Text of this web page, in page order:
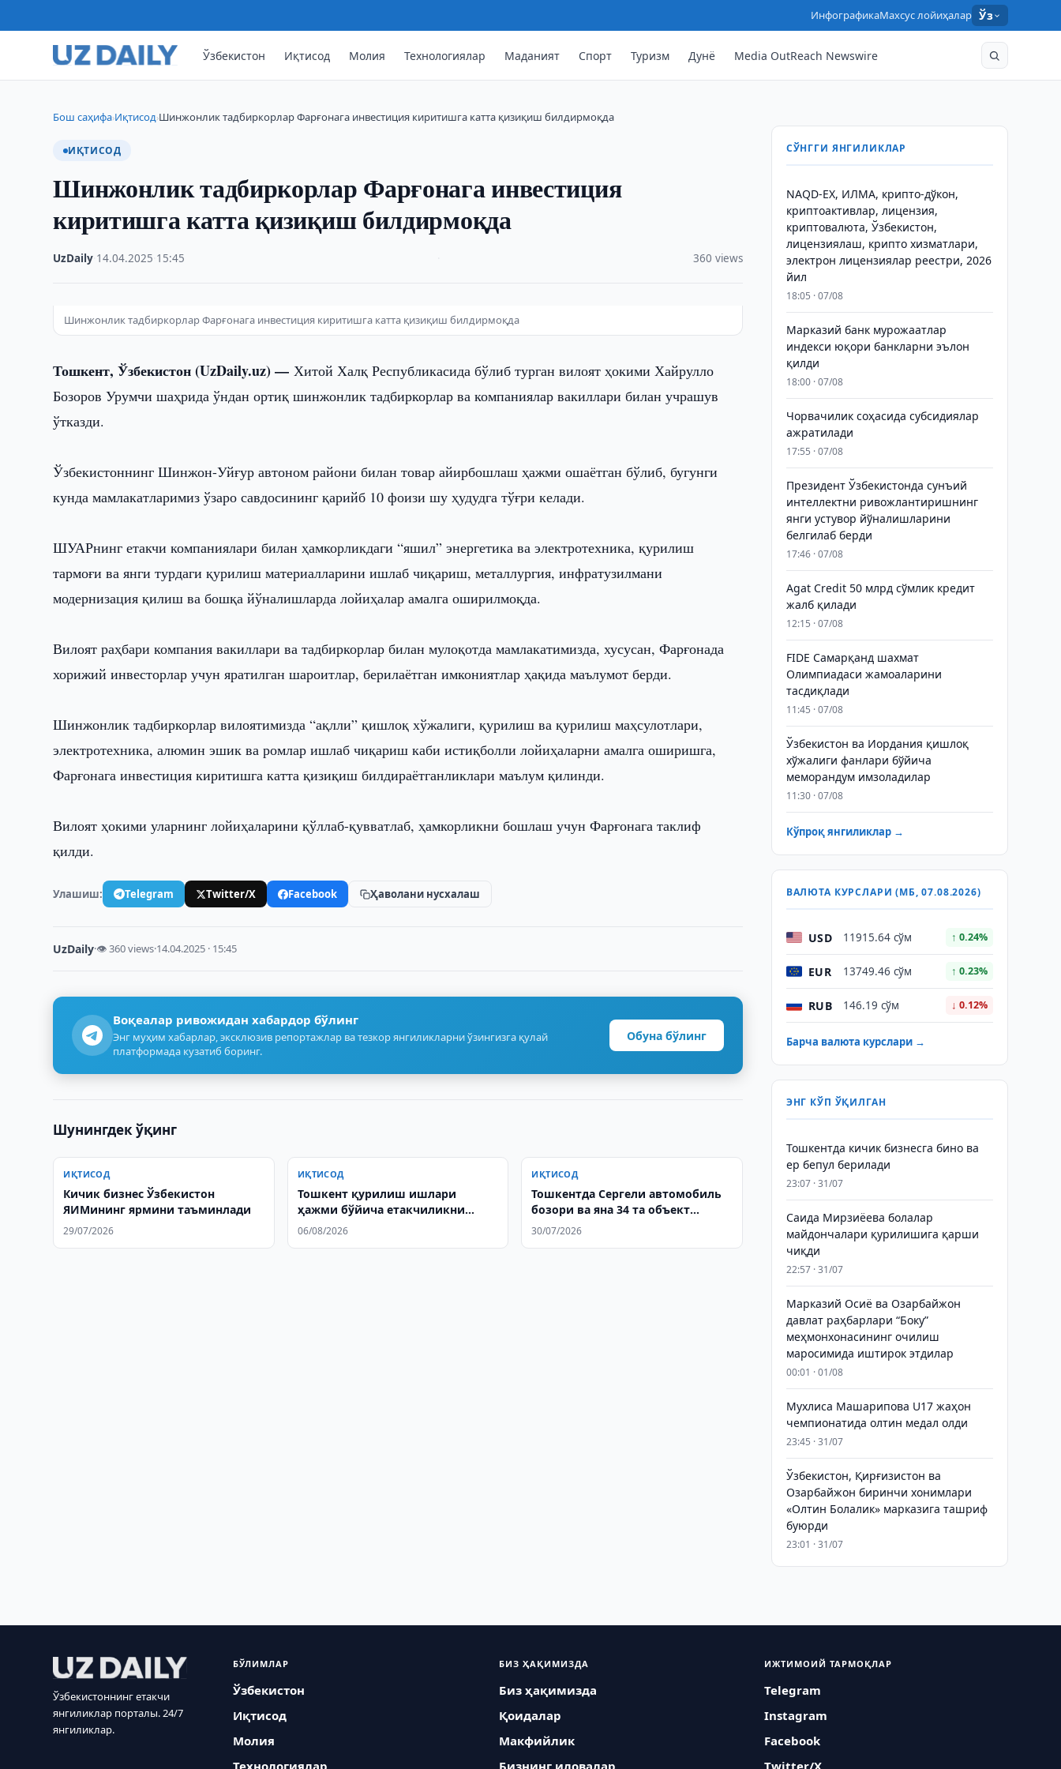
ИнфографикаМахсус лойиҳалар Ўз
Ўзбекистон Иқтисод Молия Технологиялар Маданият Спорт Туризм Дунё Media OutReach Newswire
Бош саҳифа›Иқтисод›Шинжонлик тадбиркорлар Фарғонага инвестиция киритишга катта қизиқиш билдирмоқда
ИҚТИСОД
Шинжонлик тадбиркорлар Фарғонага инвестиция
киритишга катта қизиқиш билдирмоқда
UzDaily 14.04.2025 15:45 360 views
Шинжонлик тадбиркорлар Фарғонага инвестиция киритишга катта қизиқиш билдирмоқда
Тошкент, Ўзбекистон (UzDaily.uz) —Хитой Халқ Республикасида бўлиб турган вилоят ҳокими Хайрулло
Бозоров Урумчи шаҳрида ўндан ортиқ шинжонлик тадбиркорлар ва компаниялар вакиллари билан учрашув
ўтказди.
Ўзбекистоннинг Шинжон-Уйғур автоном райони билан товар айирбошлаш ҳажми ошаётган бўлиб, бугунги
кунда мамлакатларимиз ўзаро савдосининг қарийб 10 фоизи шу ҳудудга тўғри келади.
ШУАРнинг етакчи компаниялари билан ҳамкорликдаги “яшил” энергетика ва электротехника, қурилиш
тармоғи ва янги турдаги қурилиш материалларини ишлаб чиқариш, металлургия, инфратузилмани
модернизация қилиш ва бошқа йўналишларда лойиҳалар амалга оширилмоқда.
Вилоят раҳбари компания вакиллари ва тадбиркорлар билан мулоқотда мамлакатимизда, хусусан, Фарғонада
хорижий инвесторлар учун яратилган шароитлар, берилаётган имкониятлар ҳақида маълумот берди.
Шинжонлик тадбиркорлар вилоятимизда “ақлли” қишлоқ хўжалиги, қурилиш ва қурилиш маҳсулотлари,
электротехника, алюмин эшик ва ромлар ишлаб чиқариш каби истиқболли лойиҳаларни амалга оширишга,
Фарғонага инвестиция киритишга катта қизиқиш билдираётганликлари маълум қилинди.
Вилоят ҳокими уларнинг лойиҳаларини қўллаб-қувватлаб, ҳамкорликни бошлаш учун Фарғонага таклиф
қилди.
Улашиш: Telegram Twitter/X Facebook Ҳаволани нусхалаш
UzDaily·👁 360 views·14.04.2025 · 15:45
Воқеалар ривожидан хабардор бўлинг
Энг муҳим хабарлар, эксклюзив репортажлар ва тезкор янгиликларни ўзингизга қулай
платформада кузатиб боринг.
Обуна бўлинг
Шунингдек ўқинг
ИҚТИСОД
Кичик бизнес Ўзбекистон
ЯИМининг ярмини таъминлади
29/07/2026
ИҚТИСОД
Тошкент қурилиш ишлари
ҳажми бўйича етакчиликни
сақлаб қолди
06/08/2026
ИҚТИСОД
Тошкентда Сергели автомобиль
бозори ва яна 34 та объект
хусусийлаштирилади
30/07/2026
СЎНГГИ ЯНГИЛИКЛАР
NAQD-EX, ИЛМА, крипто-дўкон,
криптоактивлар, лицензия,
криптовалюта, Ўзбекистон,
лицензиялаш, крипто хизматлари,
электрон лицензиялар реестри, 2026
йил
18:05 · 07/08
Марказий банк мурожаатлар
индекси юқори банкларни эълон
қилди
18:00 · 07/08
Чорвачилик соҳасида субсидиялар
ажратилади
17:55 · 07/08
Президент Ўзбекистонда сунъий
интеллектни ривожлантиришнинг
янги устувор йўналишларини
белгилаб берди
17:46 · 07/08
Agat Credit 50 млрд сўмлик кредит
жалб қилади
12:15 · 07/08
FIDE Самарқанд шахмат
Олимпиадаси жамоаларини
тасдиқлади
11:45 · 07/08
Ўзбекистон ва Иордания қишлоқ
хўжалиги фанлари бўйича
меморандум имзоладилар
11:30 · 07/08
Кўпроқ янгиликлар →
ВАЛЮТА КУРСЛАРИ (МБ, 07.08.2026)
USD 11915.64 сўм ↑ 0.24%
EUR 13749.46 сўм ↑ 0.23%
RUB 146.19 сўм ↓ 0.12%
Барча валюта курслари →
ЭНГ КЎП ЎҚИЛГАН
Тошкентда кичик бизнесга бино ва
ер бепул берилади
23:07 · 31/07
Саида Мирзиёева болалар
майдончалари қурилишига қарши
чиқди
22:57 · 31/07
Марказий Осиё ва Озарбайжон
давлат раҳбарлари “Боку”
меҳмонхонасининг очилиш
маросимида иштирок этдилар
00:01 · 01/08
Мухлиса Машарипова U17 жаҳон
чемпионатида олтин медал олди
23:45 · 31/07
Ўзбекистон, Қирғизистон ва
Озарбайжон биринчи хонимлари
«Олтин Болалик» марказига ташриф
буюрди
23:01 · 31/07
Ўзбекистоннинг етакчи
янгиликлар порталы. 24/7
янгиликлар.
БЎЛИМЛАР
Ўзбекистон
Иқтисод
Молия
Технологиялар
БИЗ ҲАҚИМИЗДА
Биз ҳақимизда
Қоидалар
Макфийлик
Бизнинг иловалар
ИЖТИМОИЙ ТАРМОҚЛАР
Telegram
Instagram
Facebook
Twitter/X